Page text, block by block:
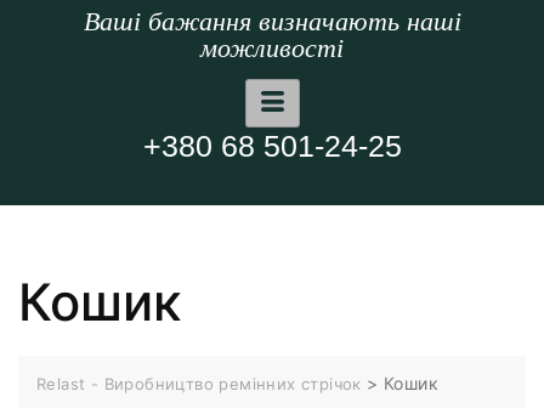
Ваші бажання визначають наші
можливості
+380 68 501-24-25
Кошик
Relast - Виробництво ремінних стрічок > Кошик